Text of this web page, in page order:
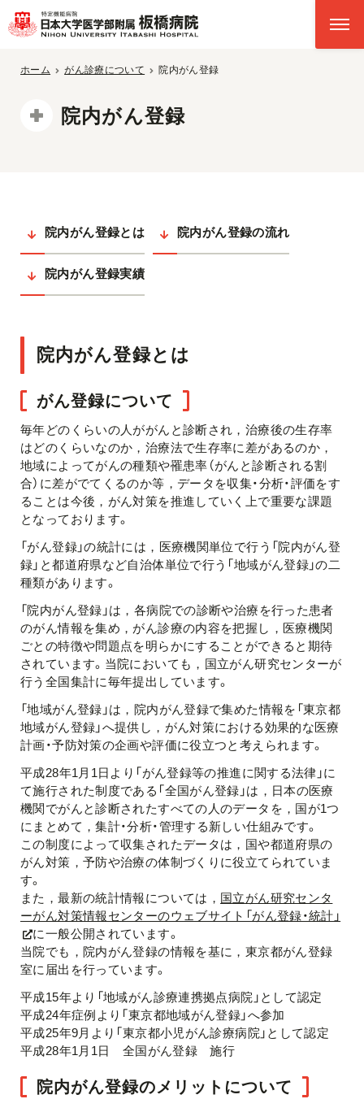
ホーム がん診療について 院内がん登録
院内がん登録
院内がん登録とは 院内がん登録の流れ
院内がん登録実績
院内がん登録とは
がん登録について
毎年どのくらいの人ががんと診断され，治療後の生存率
はどのくらいなのか，治療法で生存率に差があるのか，
地域によってがんの種類や罹患率（がんと診断される割
合）に差がでてくるのか等，データを収集・分析・評価をす
ることは今後，がん対策を推進していく上で重要な課題
となっております。
「がん登録」の統計には，医療機関単位で行う「院内がん登
録」と都道府県など自治体単位で行う「地域がん登録」の二
種類があります。
「院内がん登録」は，各病院での診断や治療を行った患者
のがん情報を集め，がん診療の内容を把握し，医療機関
ごとの特徴や問題点を明らかにすることができると期待
されています。当院においても，国立がん研究センターが
行う全国集計に毎年提出しています。
「地域がん登録」は，院内がん登録で集めた情報を「東京都
地域がん登録」へ提供し，がん対策における効果的な医療
計画・予防対策の企画や評価に役立つと考えられます。
平成28年1月1日より「がん登録等の推進に関する法律」に
て施行された制度である「全国がん登録」は，日本の医療
機関でがんと診断されたすべての人のデータを，国が1つ
にまとめて，集計・分析・管理する新しい仕組みです。
この制度によって収集されたデータは，国や都道府県の
がん対策，予防や治療の体制づくりに役立てられていま
す。
また，最新の統計情報については， 国立がん研究センタ
ーがん対策情報センターのウェブサイト「がん登録・統計」
に一般公開されています。
当院でも，院内がん登録の情報を基に，東京都がん登録
室に届出を行っています。
平成15年より「地域がん診療連携拠点病院」として認定
平成24年症例より「東京都地域がん登録」へ参加
平成25年9月より「東京都小児がん診療病院」として認定
平成28年1月1日 全国がん登録 施行
院内がん登録のメリットについて